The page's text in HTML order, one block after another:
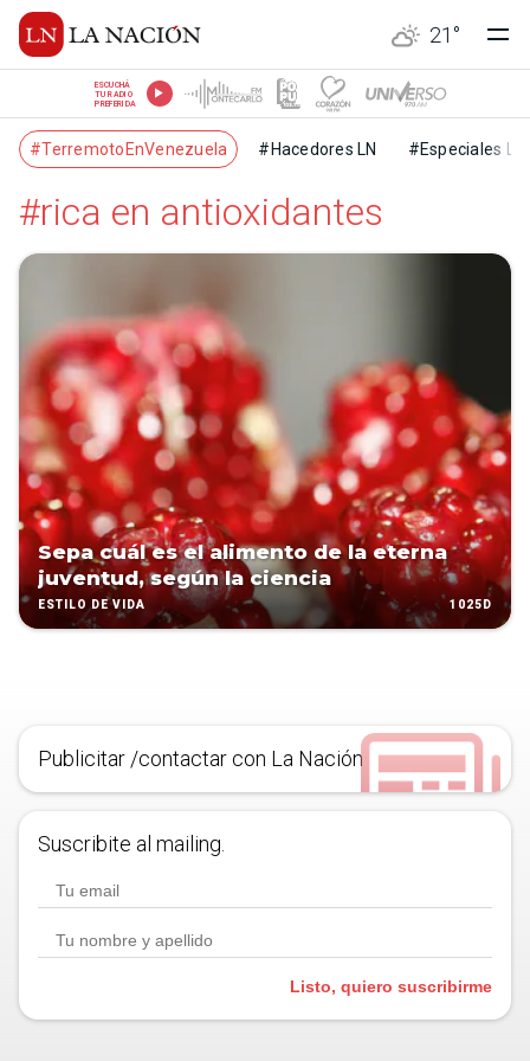
21 °
ESCUCHÁ
TU RADIO
PREFERIDA
#TerremotoEnVenezuela #Hacedores LN #Especiales LN
#rica en antioxidantes
Sepa cuál es el alimento de la eterna
juventud, según la ciencia
ESTILO DE VIDA 1025D
Publicitar /contactar con La Nación
Suscribite al mailing.
Listo, quiero suscribirme